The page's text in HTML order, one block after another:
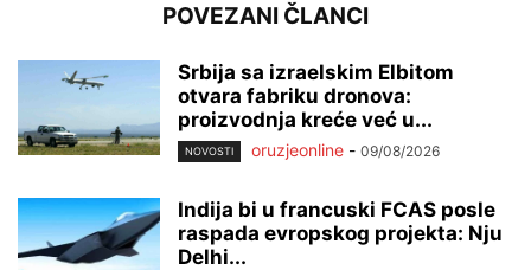
POVEZANI ČLANCI
Srbija sa izraelskim Elbitom
otvara fabriku dronova:
proizvodnja kreće već u...
NOVOSTI oruzjeonline - 09/08/2026
Indija bi u francuski FCAS posle
raspada evropskog projekta: Nju
Delhi...